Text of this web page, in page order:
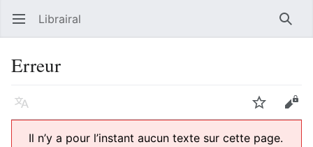
Ouvrir le menu principal Librairal
Erreur
Langue Suivre
Il n’y a pour l’instant aucun texte sur cette page.